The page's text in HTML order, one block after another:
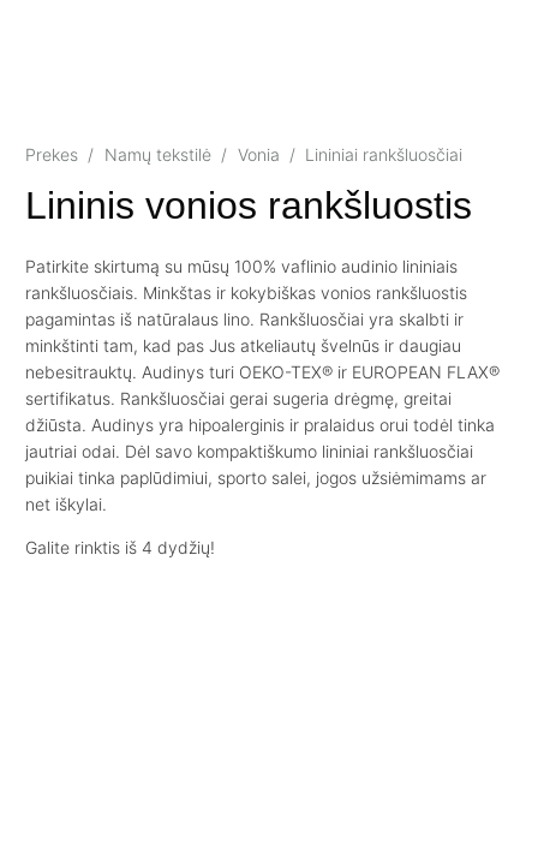
Prekes / Namų tekstilė / Vonia / Lininiai rankšluosčiai
Lininis vonios rankšluostis
Patirkite skirtumą su mūsų 100% vaflinio audinio lininiais
rankšluosčiais. Minkštas ir kokybiškas vonios rankšluostis
pagamintas iš natūralaus lino. Rankšluosčiai yra skalbti ir
minkštinti tam, kad pas Jus atkeliautų švelnūs ir daugiau
nebesitrauktų. Audinys turi OEKO-TEX® ir EUROPEAN FLAX®
sertifikatus. Rankšluosčiai gerai sugeria drėgmę, greitai
džiūsta. Audinys yra hipoalerginis ir pralaidus orui todėl tinka
jautriai odai. Dėl savo kompaktiškumo lininiai rankšluosčiai
puikiai tinka paplūdimiui, sporto salei, jogos užsiėmimams ar
net iškylai.
Galite rinktis iš 4 dydžių!